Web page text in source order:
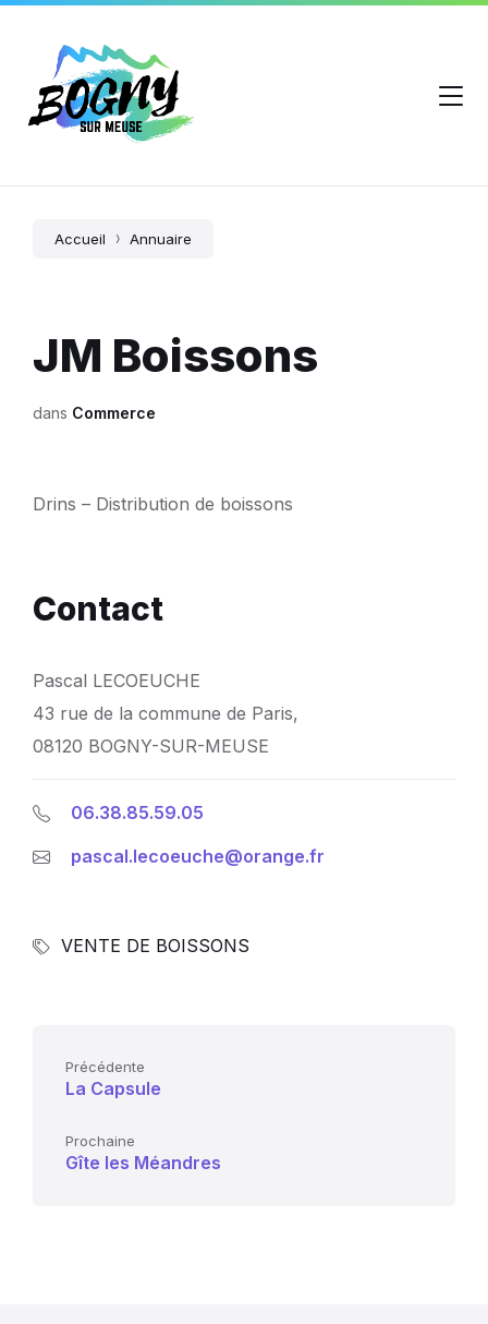
Accueil Annuaire
JM Boissons
dans Commerce
Drins – Distribution de boissons
Contact
Pascal LECOEUCHE
43 rue de la commune de Paris,
08120 BOGNY-SUR-MEUSE
06.38.85.59.05
pascal.lecoeuche@orange.fr
VENTE DE BOISSONS
Précédente
La Capsule
Prochaine
Gîte les Méandres